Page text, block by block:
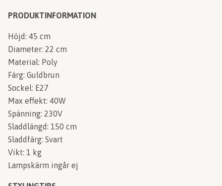
PRODUKTINFORMATION
Höjd: 45 cm
Diameter: 22 cm
Material: Poly
Färg: Guldbrun
Sockel: E27
Max effekt: 40W
Spänning: 230V
Sladdlängd: 150 cm
Sladdfärg: Svart
Vikt: 1 kg
Lampskärm ingår ej